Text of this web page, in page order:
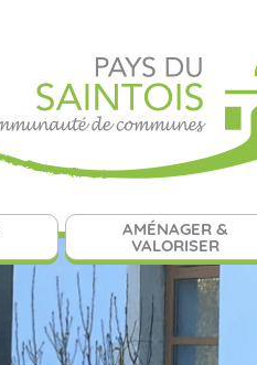
AMÉNAGER &
VALORISER